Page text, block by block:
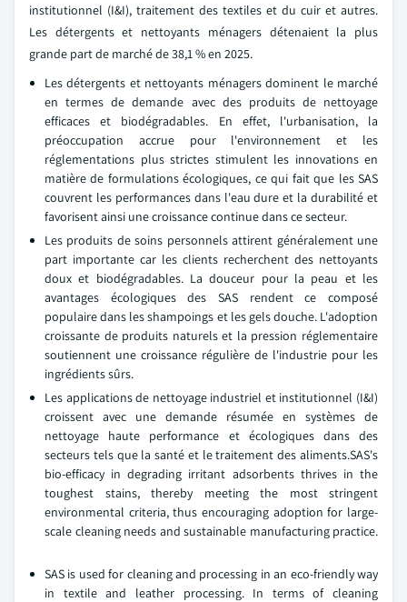
institutionnel (I&I), traitement des textiles et du cuir et autres.
Les détergents et nettoyants ménagers détenaient la plus
grande part de marché de 38,1 % en 2025.
Les détergents et nettoyants ménagers dominent le marché
en termes de demande avec des produits de nettoyage
efficaces et biodégradables. En effet, l'urbanisation, la
préoccupation accrue pour l'environnement et les
réglementations plus strictes stimulent les innovations en
matière de formulations écologiques, ce qui fait que les SAS
couvrent les performances dans l'eau dure et la durabilité et
favorisent ainsi une croissance continue dans ce secteur.
Les produits de soins personnels attirent généralement une
part importante car les clients recherchent des nettoyants
doux et biodégradables. La douceur pour la peau et les
avantages écologiques des SAS rendent ce composé
populaire dans les shampoings et les gels douche. L'adoption
croissante de produits naturels et la pression réglementaire
soutiennent une croissance régulière de l'industrie pour les
ingrédients sûrs.
Les applications de nettoyage industriel et institutionnel (I&I)
croissent avec une demande résumée en systèmes de
nettoyage haute performance et écologiques dans des
secteurs tels que la santé et le traitement des aliments.SAS's
bio-efficacy in degrading irritant adsorbents thrives in the
toughest stains, thereby meeting the most stringent
environmental criteria, thus encouraging adoption for large-
scale cleaning needs and sustainable manufacturing practice.
SAS is used for cleaning and processing in an eco-friendly way
in textile and leather processing. In terms of cleaning